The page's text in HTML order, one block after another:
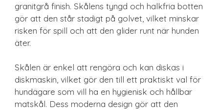
granitgrå finish. Skålens tyngd och halkfria botten
gör att den står stadigt på golvet, vilket minskar
risken för spill och att den glider runt när hunden
äter.
Skålen är enkel att rengöra och kan diskas i
diskmaskin, vilket gör den till ett praktiskt val för
hundägare som vill ha en hygienisk och hållbar
matskål. Dess moderna design gör att den